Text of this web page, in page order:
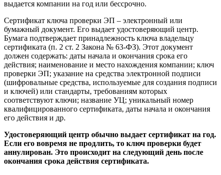
выдается компании на год или бессрочно.
Сертификат ключа проверки ЭП – электронный или
бумажный документ. Его выдает удостоверяющий центр.
Бумага подтверждает принадлежность ключа владельцу
сертификата (п. 2 ст. 2 Закона № 63-ФЗ). Этот документ
должен содержать: даты начала и окончания срока его
действия; наименование и место нахождения компании; ключ
проверки ЭП; указание на средства электронной подписи
(шифровальные средства, используемые для создания подписи
и ключей) или стандарты, требованиям которых
соответствуют ключи; название УЦ; уникальный номер
квалифицированного сертификата, даты начала и окончания
его действия и др.
Удостоверяющий центр обычно выдает сертификат на год.
Если его вовремя не продлить, то ключ проверки будет
аннулирован. Это происходит на следующий день после
окончания срока действия сертификата.